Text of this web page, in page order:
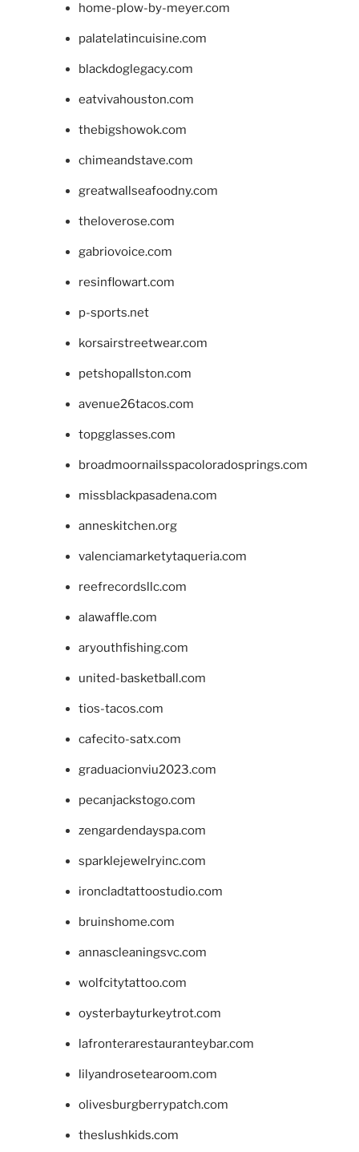
home-plow-by-meyer.com
palatelatincuisine.com
blackdoglegacy.com
eatvivahouston.com
thebigshowok.com
chimeandstave.com
greatwallseafoodny.com
theloverose.com
gabriovoice.com
resinflowart.com
p-sports.net
korsairstreetwear.com
petshopallston.com
avenue26tacos.com
topgglasses.com
broadmoornailsspacoloradosprings.com
missblackpasadena.com
anneskitchen.org
valenciamarketytaqueria.com
reefrecordsllc.com
alawaffle.com
aryouthfishing.com
united-basketball.com
tios-tacos.com
cafecito-satx.com
graduacionviu2023.com
pecanjackstogo.com
zengardendayspa.com
sparklejewelryinc.com
ironcladtattoostudio.com
bruinshome.com
annascleaningsvc.com
wolfcitytattoo.com
oysterbayturkeytrot.com
lafronterarestauranteybar.com
lilyandrosetearoom.com
olivesburgberrypatch.com
theslushkids.com